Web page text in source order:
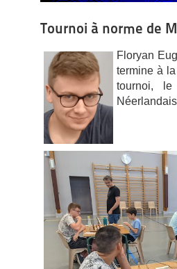
Tournoi à norme de
Floryan
termine à
tournoi,